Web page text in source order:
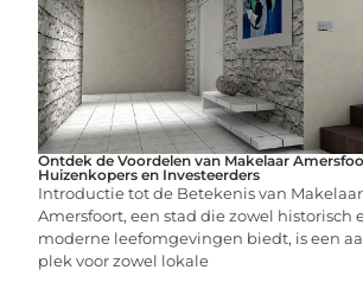
Ontdek de Voordelen van Makelaar
Huizenkopers en Investeerders
Introductie tot de Betekenis van
Amersfoort, een stad die zowel historisch
moderne leefomgevingen biedt, is een
plek voor zowel lokale